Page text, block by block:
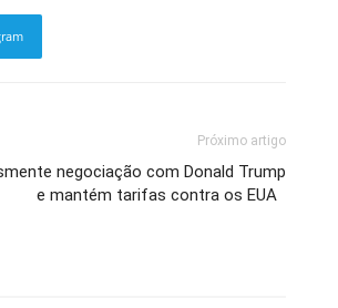
Próximo artigo
negociação com Donald Trump
e mantém tarifas contra os EUA